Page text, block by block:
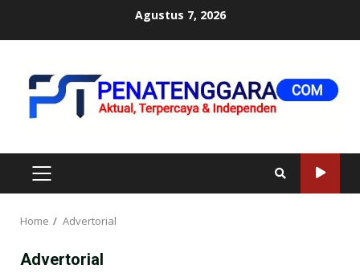
Agustus 7, 2026
PRIMARY
MENU
Home Advertorial
Advertorial